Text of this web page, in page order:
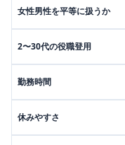
女性男性を平等に扱うか
2〜30代の役職登用
勤務時間
休みやすさ